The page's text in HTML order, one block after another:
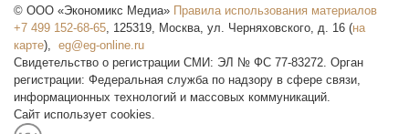
© ООО «Экономикс Медиа» Правила использования материалов
+7 499 152-68-65, 125319, Москва, ул. Черняховского, д. 16 (на
карте),
Свидетельство о регистрации СМИ: ЭЛ № ФС 77-83272. Орган
регистрации: Федеральная служба по надзору в сфере связи,
информационных технологий и массовых коммуникаций.
Сайт использует cookies.